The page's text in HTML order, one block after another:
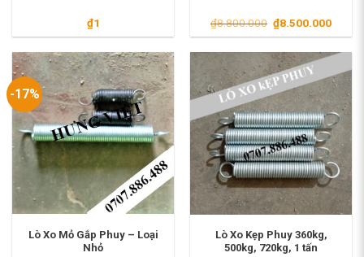
₫1 ₫8.800.000 Giá
gốc
₫8.800.000.
₫8.500.000Giá
là:
-17%
Lò Xo Mỏ Gắp Phuy – Loại
Nhỏ
Lò Xo Kẹp Phuy 360kg,
500kg, 720kg, 1 tấn